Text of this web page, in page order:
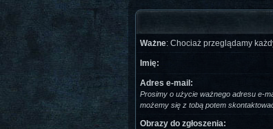
Ważne: Chociaż przeglądamy
Imię:
Adres e-mail:
Prosimy o użycie ważnego adresu e-
możemy się z tobą potem
Obrazy do zgłoszenia: